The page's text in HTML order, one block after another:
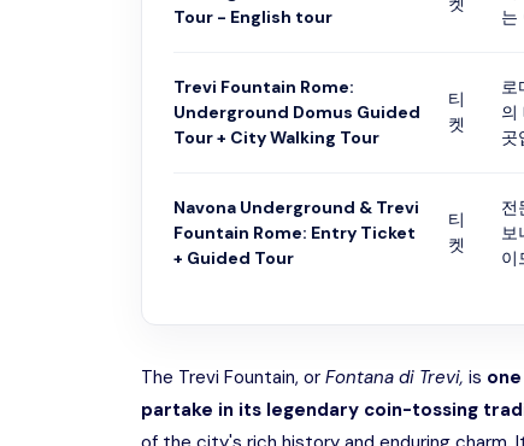
Tour - English tour
는
Trevi Fountain Rome:
Underground Domus Guided
Tour + City Walking Tour
티
켓
로
의
곳
Navona Underground & Trevi
Fountain Rome: Entry Ticket
+ Guided Tour
티
켓
전
보
이
The Trevi Fountain, or Fontana di Trevi, is
partake in its legendary coin-tossing